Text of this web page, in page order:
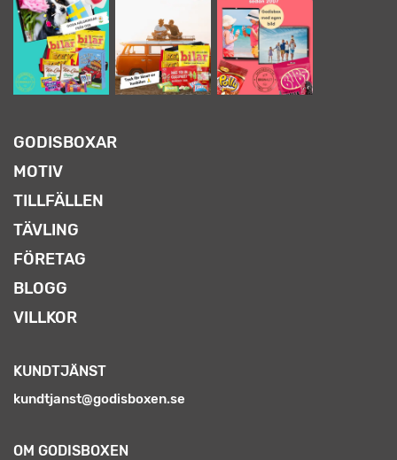
GODISBOXAR
MOTIV
TILLFÄLLEN
TÄVLING
FÖRETAG
BLOGG
VILLKOR
KUNDTJÄNST
kundtjanst@godisboxen.se
OM GODISBOXEN